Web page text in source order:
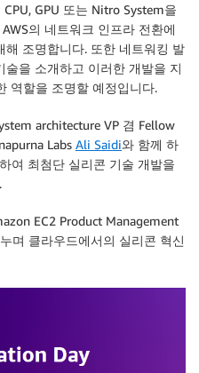
CPU, GPU 또는 Nitro System을
의 네트워크 인프라 전환에
해 조명합니다. 또한 네트워킹 발
을 소개하고 이러한 개발을 지
역할을 조명할 예정입니다.
architecture VP 겸 Fellow
Labs Ali Saidi와 함께 하
여 최첨단 실리콘 기술 개발을
EC2 Product Management
며 클라우드에서의 실리콘 혁신